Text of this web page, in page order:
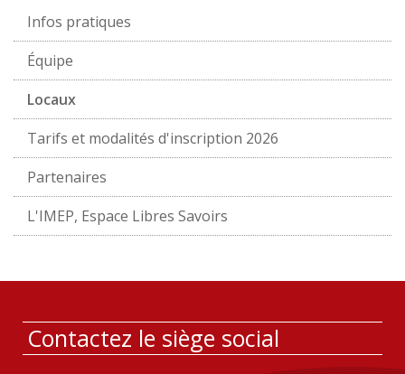
Infos pratiques
Équipe
Locaux
Tarifs et modalités d'inscription 2026
Partenaires
L'IMEP, Espace Libres Savoirs
Contactez le siège social